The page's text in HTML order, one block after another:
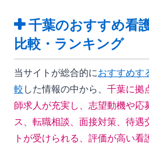
千葉のおすすめ看
比較・ランキング
当サイトが総合的におすすめす
較 した情報の中から、 千葉に拠
師求人が充実し、志望動機や応
ス、転職相談、面接対策、待遇
トが受けられる、評価が高い看